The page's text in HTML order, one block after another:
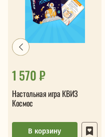
1 570 ₽
Настольная игра КВИЗ
Космос
В корзину